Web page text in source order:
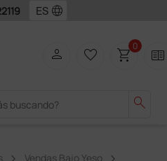
language
search
person favorite_border shopping_cart0 two_pager
Vendas Bajo Yeso